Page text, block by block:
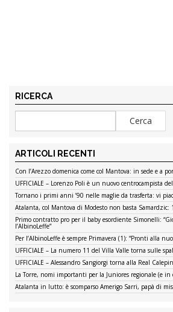
RICERCA
ARTICOLI RECENTI
Con l’Arezzo domenica come col Mantova: in sede e a
UFFICIALE – Lorenzo Poli è un nuovo centrocampista
Tornano i primi anni ’90 nelle maglie da trasferta: vi
Atalanta, col Mantova di Modesto non basta Samardzic:
Primo contratto pro per il baby esordiente Simonelli:
l’AlbinoLeffe”
Per l’AlbinoLeffe è sempre Primavera (1): “Pronti alla
UFFICIALE – La numero 11 del Villa Valle torna sulle
UFFICIALE – Alessandro Sangiorgi torna alla Real
La Torre, nomi importanti per la Juniores regionale (e in
Atalanta in lutto: è scomparso Amerigo Sarri, papà di